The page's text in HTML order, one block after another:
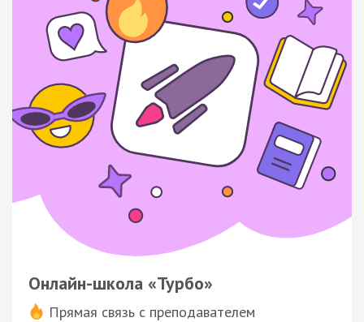
Онлайн-школа «Турбо»
Прямая связь с преподавателем